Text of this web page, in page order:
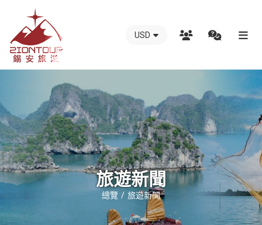
越
安
國
際
旅
行
社
USD
旅遊新聞
總覽 旅遊新聞